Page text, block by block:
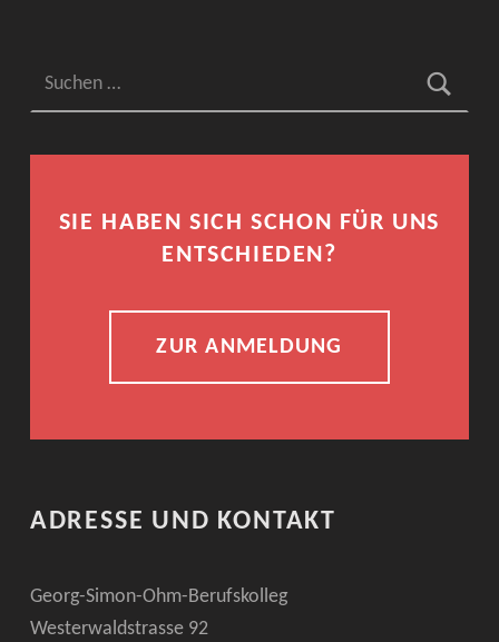
SIE HABEN SICH SCHON FÜR UNS
ENTSCHIEDEN?
ZUR ANMELDUNG
ADRESSE UND KONTAKT
Georg-Simon-Ohm-Berufskolleg
Westerwaldstrasse 92